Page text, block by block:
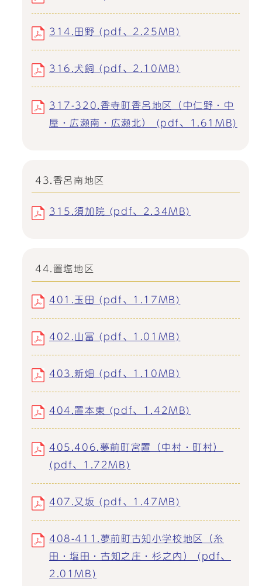
314.田野 (pdf、2.25MB)
316.犬飼 (pdf、2.10MB)
317-320.香寺町香呂地区（中仁野・中
屋・広瀬南・広瀬北） (pdf、1.61MB)
43.香呂南地区
315.須加院 (pdf、2.34MB)
44.置塩地区
401.玉田 (pdf、1.17MB)
402.山冨 (pdf、1.01MB)
403.新畑 (pdf、1.10MB)
404.置本東 (pdf、1.42MB)
405.406.夢前町宮置（中村・町村）
(pdf、1.72MB)
407.又坂 (pdf、1.47MB)
408-411.夢前町古知小学校地区（糸
田・塩田・古知之庄・杉之内） (pdf、
2.01MB)